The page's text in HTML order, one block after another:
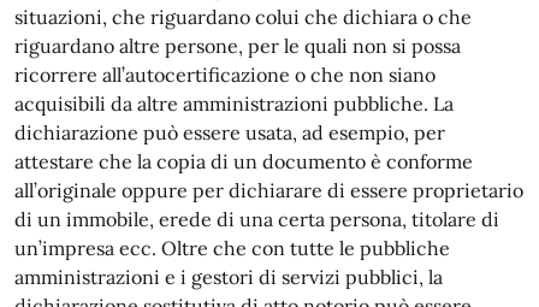
situazioni, che riguardano colui che dichiara o che
riguardano altre persone, per le quali non si possa
ricorrere all’autocertificazione o che non siano
acquisibili da altre amministrazioni pubbliche. La
dichiarazione può essere usata, ad esempio, per
attestare che la copia di un documento è conforme
all’originale oppure per dichiarare di essere proprietario
di un immobile, erede di una certa persona, titolare di
un’impresa ecc. Oltre che con tutte le pubbliche
amministrazioni e i gestori di servizi pubblici, la